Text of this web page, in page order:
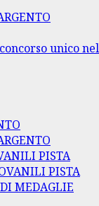
unico
PISTA
PISTA
MEDAGLIE